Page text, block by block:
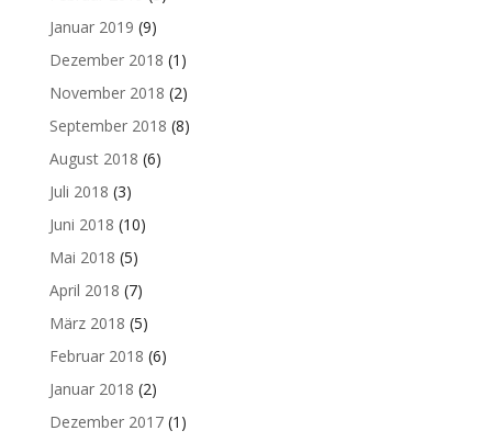
Januar 2019 (9)
Dezember 2018 (1)
November 2018 (2)
September 2018 (8)
August 2018 (6)
Juli 2018 (3)
Juni 2018 (10)
Mai 2018 (5)
April 2018 (7)
März 2018 (5)
Februar 2018 (6)
Januar 2018 (2)
Dezember 2017(1)